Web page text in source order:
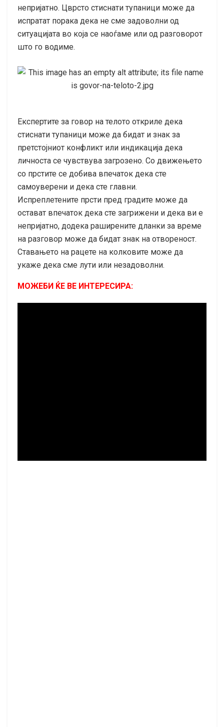
непријатно. Цврсто стиснати тупаници може да
испратат порака дека не сме задоволни од
ситуацијата во која се наоѓаме или од разговорот
што го водиме.
Експертите за говор на телото откриле дека
стиснати тупаници може да бидат и знак за
претстојниот конфликт или индикација дека
личноста се чувствува загрозено. Со движењето
со прстите се добива впечаток дека сте
самоуверени и дека сте главни.
Испреплетените прсти пред градите може да
остават впечаток дека сте загрижени и дека ви е
непријатно, додека раширените дланки за време
на разговор може да бидат знак на отвореност.
Ставањето на рацете на колковите може да
укаже дека сме лути или незадоволни.
МОЖЕБИ ЌЕ ВЕ ИНТЕРЕСИРА: